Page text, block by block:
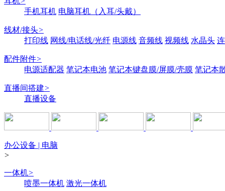
手机耳机 电脑耳机（入耳/头戴）
线材/接头>
打印线 网线/电话线/光纤 电源线 音频线 视频线 水晶头
配件附件>
电源适配器 笔记本电池 笔记本键盘膜/屏膜/壳膜 笔记本
直播间搭建>
直播设备
办公设备 | 电脑
>
一体机>
喷墨一体机 激光一体机